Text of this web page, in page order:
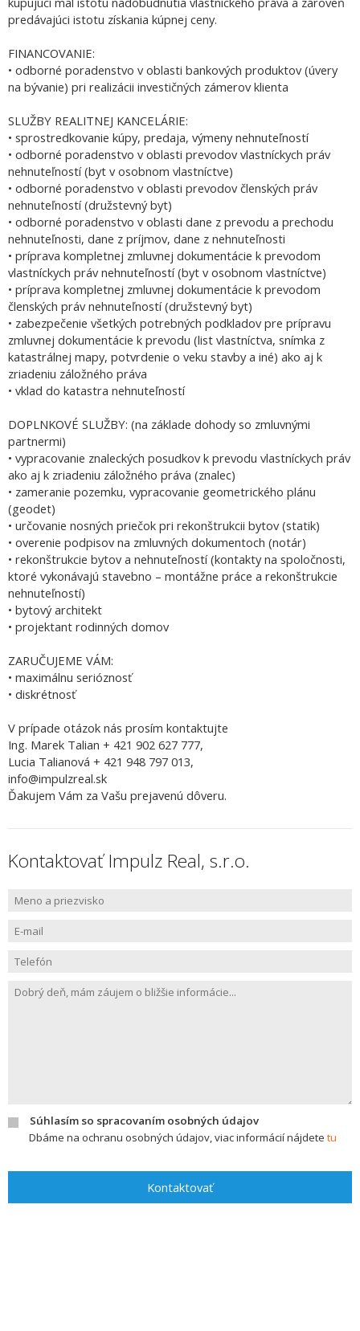
predávajúci istotu získania kúpnej ceny.
FINANCOVANIE:
• odborné poradenstvo v oblasti bankových produktov (úvery
na bývanie) pri realizácii investičných zámerov klienta
SLUŽBY REALITNEJ KANCELÁRIE:
• sprostredkovanie kúpy, predaja, výmeny nehnuteľností
• odborné poradenstvo v oblasti prevodov vlastníckych práv
nehnuteľností (byt v osobnom vlastníctve)
• odborné poradenstvo v oblasti prevodov členských práv
nehnuteľností (družstevný byt)
• odborné poradenstvo v oblasti dane z prevodu a prechodu
nehnuteľnosti, dane z príjmov, dane z nehnuteľnosti
• príprava kompletnej zmluvnej dokumentácie k prevodom
vlastníckych práv nehnuteľností (byt v osobnom vlastníctve)
• príprava kompletnej zmluvnej dokumentácie k prevodom
členských práv nehnuteľností (družstevný byt)
• zabezpečenie všetkých potrebných podkladov pre prípravu
zmluvnej dokumentácie k prevodu (list vlastníctva, snímka z
katastrálnej mapy, potvrdenie o veku stavby a iné) ako aj k
zriadeniu záložného práva
• vklad do katastra nehnuteľností
DOPLNKOVÉ SLUŽBY: (na základe dohody so zmluvnými
partnermi)
• vypracovanie znaleckých posudkov k prevodu vlastníckych práv
ako aj k zriadeniu záložného práva (znalec)
• zameranie pozemku, vypracovanie geometrického plánu
(geodet)
• určovanie nosných priečok pri rekonštrukcii bytov (statik)
• overenie podpisov na zmluvných dokumentoch (notár)
• rekonštrukcie bytov a nehnuteľností (kontakty na spoločnosti,
ktoré vykonávajú stavebno – montážne práce a rekonštrukcie
nehnuteľností)
• bytový architekt
• projektant rodinných domov
ZARUČUJEME VÁM:
• maximálnu serióznosť
• diskrétnosť
V prípade otázok nás prosím kontaktujte
Ing. Marek Talian + 421 902 627 777,
Lucia Talianová + 421 948 797 013,
info@impulzreal.sk
Ďakujem Vám za Vašu prejavenú dôveru.
Kontaktovať Impulz Real, s.r.o.
Súhlasím so spracovaním osobných údajov
Dbáme na ochranu osobných údajov, viac informácií nájdete tu
Kontaktovať